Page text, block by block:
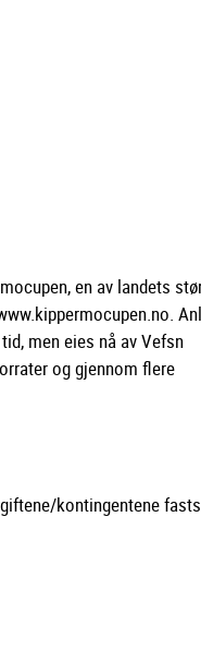
en av landets
men eies nå av Vefsn
og gjennom flere
kontingentene